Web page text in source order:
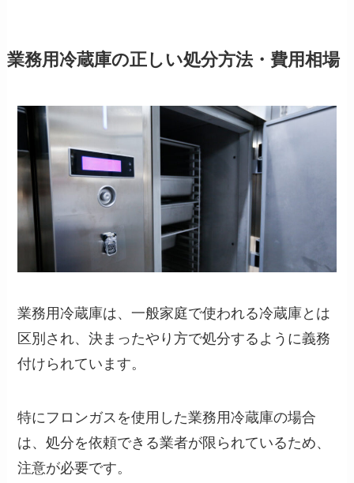
業務用冷蔵庫の正しい処分方法・費用相場
業務用冷蔵庫は、一般家庭で使われる冷蔵庫とは
区別され、決まったやり方で処分するように義務
付けられています。
特にフロンガスを使用した業務用冷蔵庫の場合
は、処分を依頼できる業者が限られているため、
注意が必要です。